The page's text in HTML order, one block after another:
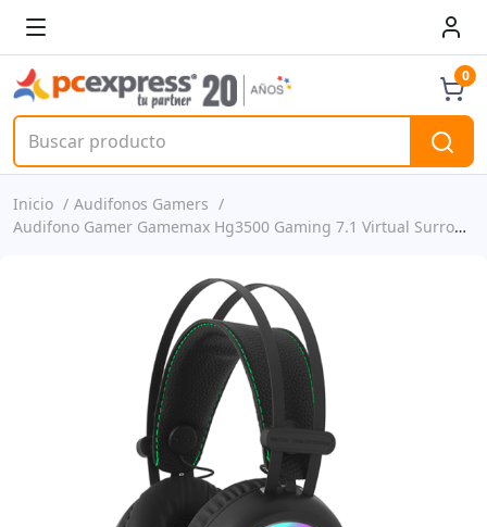
0
Inicio
Audifonos Gamers
Audifono Gamer Gamemax Hg3500 Gaming 7.1 Virtual Surround - Rgb Led Con Diferentes Colores - Alta Sensibilidad - Conexión Usb P/n Hg3500